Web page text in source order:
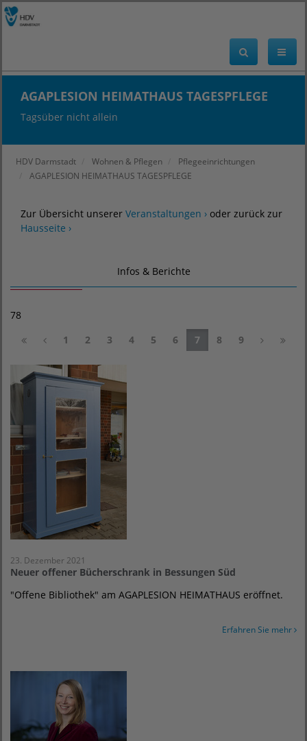
AGAPLESION HEIMATHAUS TAGESPFLEGE
Tagsüber nicht allein
HDV Darmstadt Wohnen & Pflegen
Pflegeeinrichtungen
AGAPLESION HEIMATHAUS TAGESPFLEGE
Zur Übersicht unserer Veranstaltungen › oder zurück zur
Hausseite ›
Infos & Berichte
78
1
2 3 4 5 6 7 8 9
23. Dezember 2021
Neuer offener Bücherschrank in Bessungen Süd
"Offene Bibliothek" am AGAPLESION HEIMATHAUS eröffnet.
Erfahren Sie mehr